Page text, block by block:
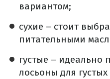
вариантом;
сухие – стоит
питательными
густые – идеально
лосьоны для